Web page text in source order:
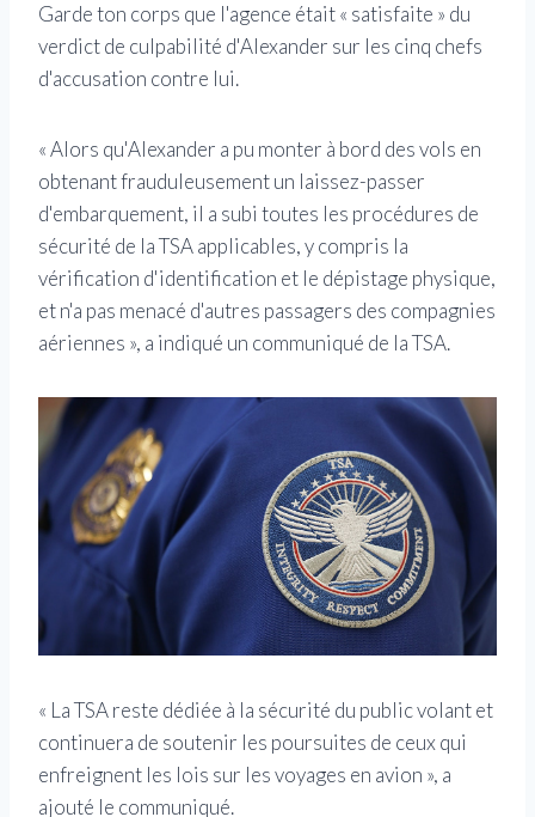
Garde ton corps que l'agence était « satisfaite » du
verdict de culpabilité d'Alexander sur les cinq chefs
d'accusation contre lui.
« Alors qu'Alexander a pu monter à bord des vols en
obtenant frauduleusement un laissez-passer
d'embarquement, il a subi toutes les procédures de
sécurité de la TSA applicables, y compris la
vérification d'identification et le dépistage physique,
et n'a pas menacé d'autres passagers des compagnies
aériennes », a indiqué un communiqué de la TSA.
« La TSA reste dédiée à la sécurité du public volant et
continuera de soutenir les poursuites de ceux qui
enfreignent les lois sur les voyages en avion », a
ajouté le communiqué.